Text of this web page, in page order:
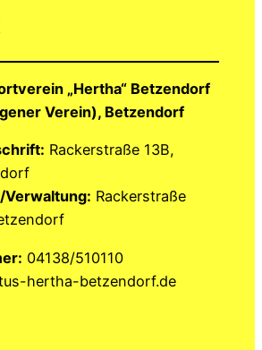
„Hertha“ Betzendorf
Verein), Betzendorf
Rackerstraße 13B,
Rackerstraße
04138/510110
hertha-betzendorf.de